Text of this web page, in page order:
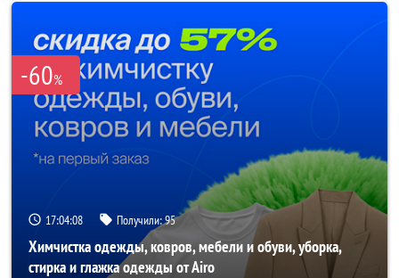
-60%
17:04:08 Получили:95
Химчистка одежды, ковров, мебели и обуви, уборка,
стирка и глажка одежды от Airo